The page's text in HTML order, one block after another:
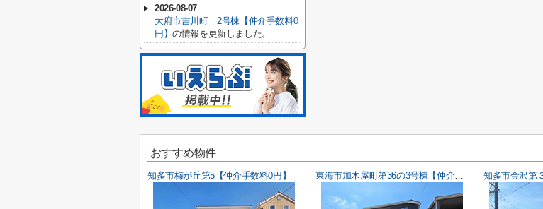
2026-08-07
大府市吉川町 2号棟【仲介手数料0
円】の情報を更新しました。
おすすめ物件
知多市梅が丘第5【仲介手数料0円】 東海市加木屋町第36の3号棟【仲介手数料0円】